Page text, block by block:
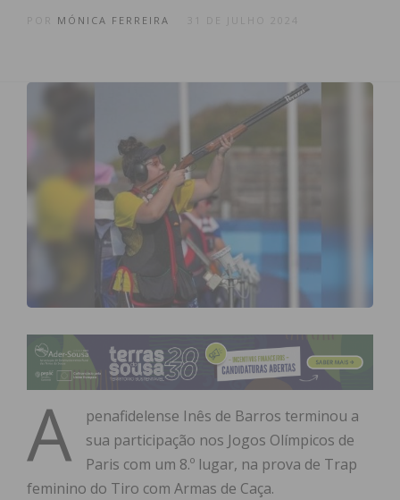
MÓNICA FERREIRA 31 DE JULHO 2024
A
penafidelense Inês de Barros terminou a
sua participação nos Jogos Olímpicos de
Paris com um 8.º lugar, na prova de Trap
feminino do Tiro com Armas de Caça.